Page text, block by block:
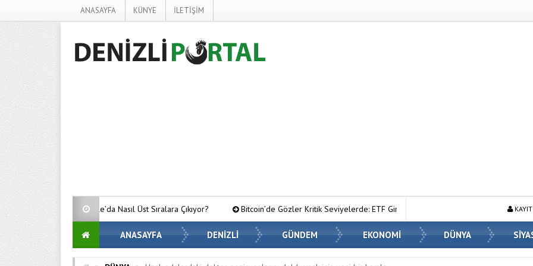
ANASAYFA KÜNYE İLETİŞİM
Nasıl Üst Sıralara Çıkıyor? Bitcoin’de Gözler Kritik Seviyelerde: ETF Girişleri ve Makro Riskler Fiyatı Nasıl Etkiliyor? Ahmet
ANASAYFA DENİZLİ GÜNDEM EKONOMİ DÜNYA